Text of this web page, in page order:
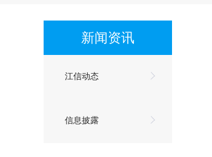
新闻资讯
江信动态
信息披露